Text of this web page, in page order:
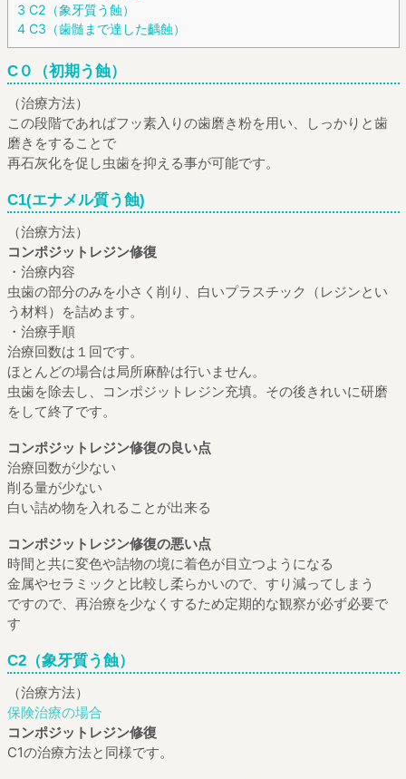
3 C2（象牙質う蝕）
4C3（歯髄まで達した齲蝕）
C０（初期う蝕）
（治療方法）
この段階であればフッ素入りの歯磨き粉を用い、しっかりと歯
磨きをすることで
再石灰化を促し虫歯を抑える事が可能です。
C1(エナメル質う蝕)
（治療方法）
コンポジットレジン修復
・治療内容
虫歯の部分のみを小さく削り、白いプラスチック（レジンとい
う材料）を詰めます。
・治療手順
治療回数は１回です。
ほとんどの場合は局所麻酔は行いません。
虫歯を除去し、コンポジットレジン充填。その後きれいに研磨
をして終了です。
コンポジットレジン修復の良い点
治療回数が少ない
削る量が少ない
白い詰め物を入れることが出来る
コンポジットレジン修復の悪い点
時間と共に変色や詰物の境に着色が目立つようになる
金属やセラミックと比較し柔らかいので、すり減ってしまう
ですので、再治療を少なくするため定期的な観察が必ず必要で
す
C2（象牙質う蝕）
（治療方法）
保険治療の場合
コンポジットレジン修復
C1の治療方法と同様です。